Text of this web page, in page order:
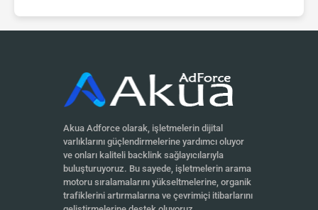
Akua Adforce olarak, işletmelerin dijital
varlıklarını güçlendirmelerine yardımcı oluyor
ve onları kaliteli backlink sağlayıcılarıyla
buluşturuyoruz. Bu sayede, işletmelerin arama
motoru sıralamalarını yükseltmelerine, organik
trafiklerini artırmalarına ve çevrimiçi itibarlarını